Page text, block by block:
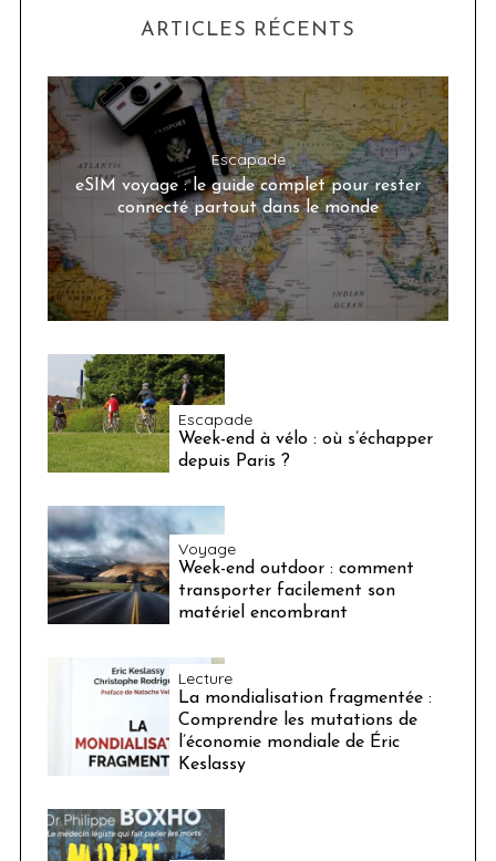
ARTICLES RÉCENTS
Escapade
eSIM voyage : le guide complet pour rester
connecté partout dans le monde
Escapade
Week-end à vélo : où s’échapper
depuis Paris ?
Voyage
Week-end outdoor : comment
transporter facilement son
matériel encombrant
Lecture
La mondialisation fragmentée :
Comprendre les mutations de
l’économie mondiale de Éric
Keslassy